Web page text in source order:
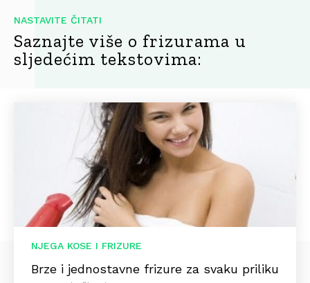
Saznajte više o frizurama u
sljedećim tekstovima:
NASTAVITE ČITATI
NJEGA KOSE I FRIZURE
Brze i jednostavne frizure za svaku priliku